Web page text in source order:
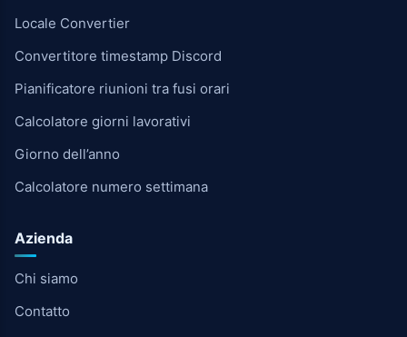
Locale Convertier
Convertitore timestamp Discord
Pianificatore riunioni tra fusi orari
Calcolatore giorni lavorativi
Giorno dell’anno
Calcolatore numero settimana
Azienda
Chi siamo
Contatto